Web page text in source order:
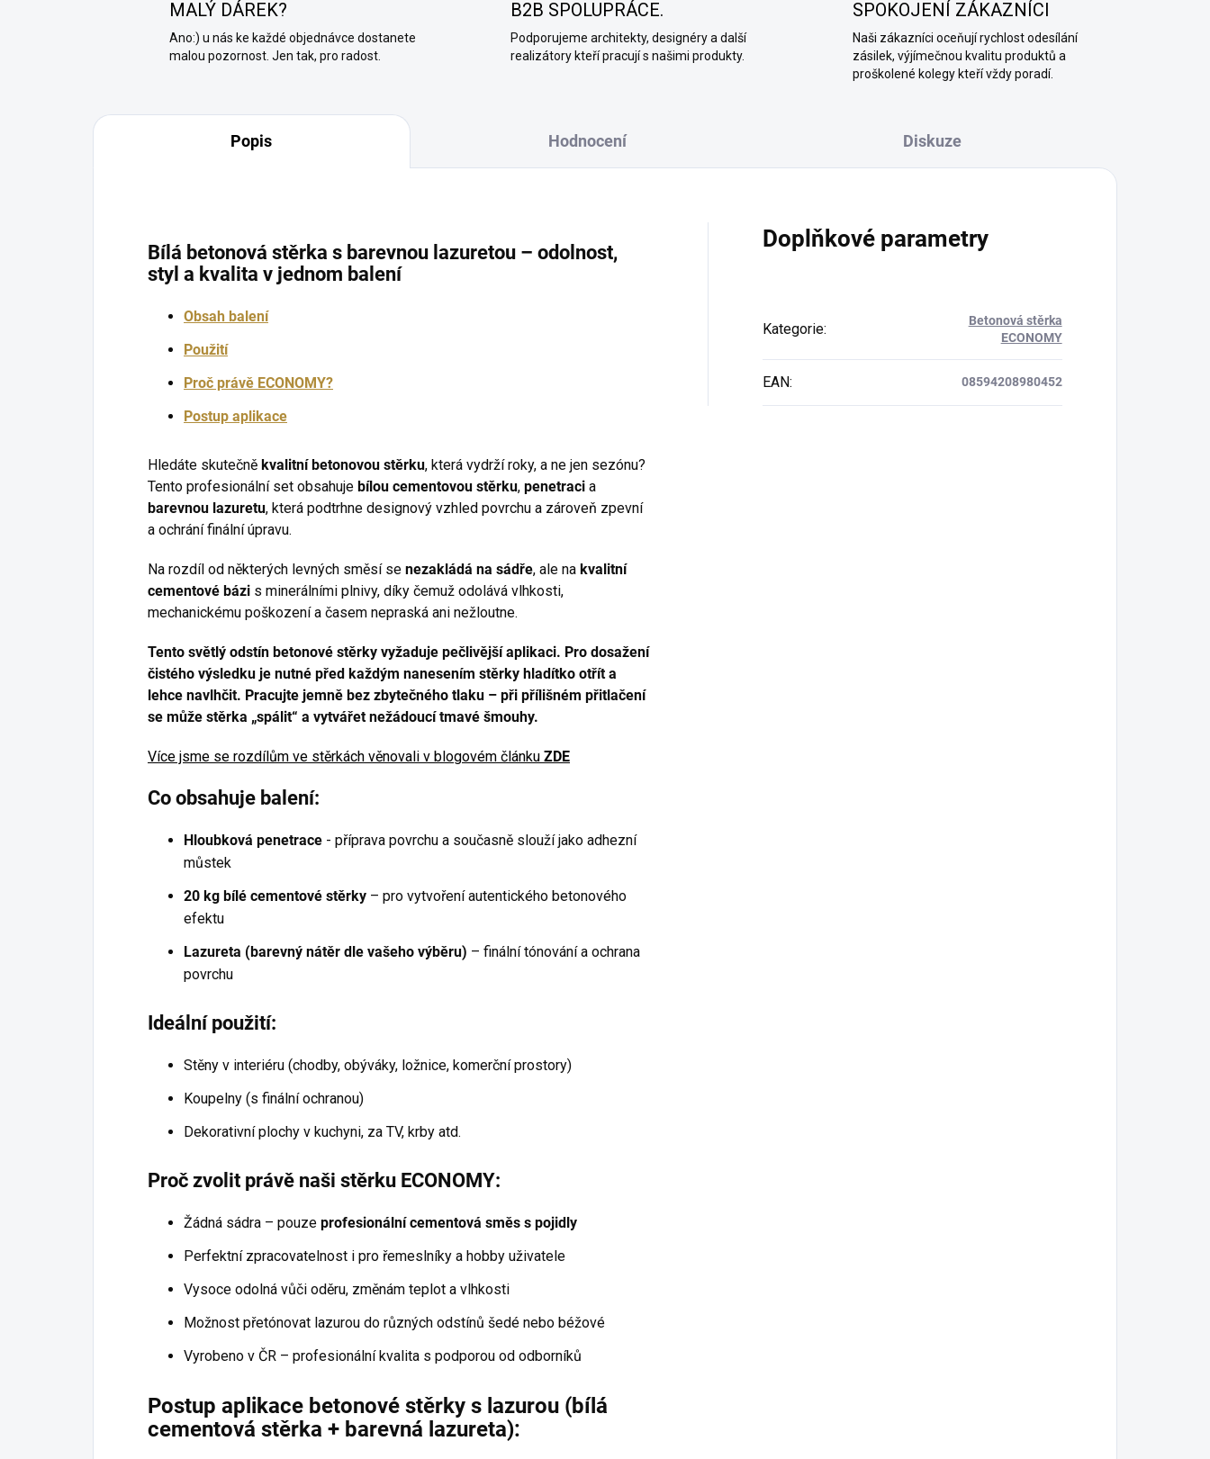
MALÝ DÁREK?
Ano:) u nás ke každé objednávce dostanete
malou pozornost. Jen tak, pro radost.
B2B SPOLUPRÁCE.
Podporujeme architekty, designéry a další
realizátory kteří pracují s našimi produkty.
SPOKOJENÍ ZÁKAZNÍCI
Naši zákazníci oceňují rychlost odesílání
zásilek, výjímečnou kvalitu produktů a
proškolené kolegy kteří vždy poradí.
Popis Hodnocení Diskuze
Bílá betonová stěrka s barevnou lazuretou – odolnost,
styl a kvalita v jednom balení
Obsah balení
Použití
Proč právě ECONOMY?
Postup aplikace
Hledáte skutečně kvalitní betonovou stěrku, která vydrží roky, a ne jen sezónu?
Tento profesionální set obsahuje bílou cementovou stěrku, penetraci a
barevnou lazuretu, která podtrhne designový vzhled povrchu a zároveň zpevní
a ochrání finální úpravu.
Na rozdíl od některých levných směsí se nezakládá na sádře, ale na kvalitní
cementové bázi s minerálními plnivy, díky čemuž odolává vlhkosti,
mechanickému poškození a časem nepraská ani nežloutne.
Tento světlý odstín betonové stěrky vyžaduje pečlivější aplikaci. Pro dosažení
čistého výsledku je nutné před každým nanesením stěrky hladítko otřít a
lehce navlhčit. Pracujte jemně bez zbytečného tlaku – při přílišném přitlačení
se může stěrka „spálit“ a vytvářet nežádoucí tmavé šmouhy.
Více jsme se rozdílům ve stěrkách věnovali v blogovém článku ZDE
Co obsahuje balení:
Hloubková penetrace - příprava povrchu a současně slouží jako adhezní
můstek
20 kg bílé cementové stěrky – pro vytvoření autentického betonového
efektu
Lazureta (barevný nátěr dle vašeho výběru) – finální tónování a ochrana
povrchu
Ideální použití:
Stěny v interiéru (chodby, obýváky, ložnice, komerční prostory)
Koupelny (s finální ochranou)
Dekorativní plochy v kuchyni, za TV, krby atd.
Proč zvolit právě naši stěrku ECONOMY:
Žádná sádra – pouze profesionální cementová směs s pojidly
Perfektní zpracovatelnost i pro řemeslníky a hobby uživatele
Vysoce odolná vůči oděru, změnám teplot a vlhkosti
Možnost přetónovat lazurou do různých odstínů šedé nebo béžové
Vyrobeno v ČR – profesionální kvalita s podporou od odborníků
Postup aplikace betonové stěrky s lazurou (bílá
cementová stěrka + barevná lazureta):
Doplňkové parametry
Kategorie:
Betonová stěrka
ECONOMY
EAN: 08594208980452